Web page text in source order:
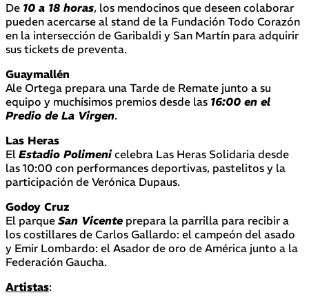
De 10 a 18 horas, los mendocinos que deseen colaborar
pueden acercarse al stand de la Fundación Todo Corazón
en la intersección de Garibaldi y San Martín para adquirir
sus tickets de preventa.
Guaymallén
Ale Ortega prepara una Tarde de Remate junto a su
equipo y muchísimos premios desde las 16:00 en el
Predio de La Virgen.
Las Heras
El Estadio Polimenicelebra Las Heras Solidaria desde
las 10:00 con performances deportivas, pastelitos y la
participación de Verónica Dupaus.
Godoy Cruz
El parque San Vicente prepara la parrilla para recibir a
los costillares de Carlos Gallardo: el campeón del asado
y Emir Lombardo: el Asador de oro de América junto a la
Federación Gaucha.
Artistas: